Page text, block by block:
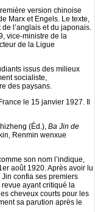
version chinoise
Marx et Engels. Le texte,
l’anglais et du japonais.
vice-ministre de la
de la Ligue
issus des milieux
socialiste,
des paysans.
le 15 janvier 1927. Il
(Éd.), Ba Jin de
Renmin wenxue
son nom l’indique,
août 1920. Après avoir lu
confia ses premiers
ayant critiqué la
cheveux courts pour les
sa parution après le